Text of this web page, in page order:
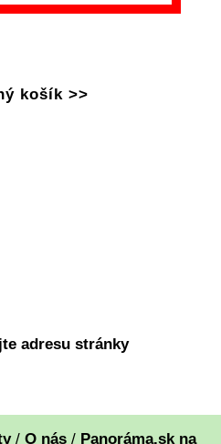
košík >>
adresu stránky
/ O nás/ Panoráma.sk na